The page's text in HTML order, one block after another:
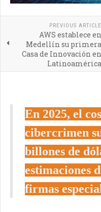
PREVIOUS ARTICLE
AWS establece en
Medellín su primera
Casa de Innovación en
Latinoamérica
En 2025, el
cibercrimen
billones de
estimaciones
firmas